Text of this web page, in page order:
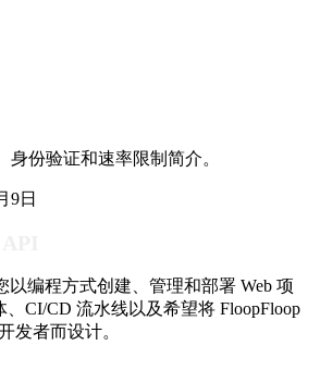
身份验证和速率限制简介。
9日
以编程方式创建、管理和部署 Web 项
CI/CD 流水线以及希望将 FloopFloop
发者而设计。